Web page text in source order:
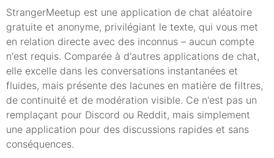
StrangerMeetup est une application de chat aléatoire
gratuite et anonyme, privilégiant le texte, qui vous met
en relation directe avec des inconnus – aucun compte
n'est requis. Comparée à d'autres applications de chat,
elle excelle dans les conversations instantanées et
fluides, mais présente des lacunes en matière de filtres,
de continuité et de modération visible. Ce n'est pas un
remplaçant pour Discord ou Reddit, mais simplement
une application pour des discussions rapides et sans
conséquences.